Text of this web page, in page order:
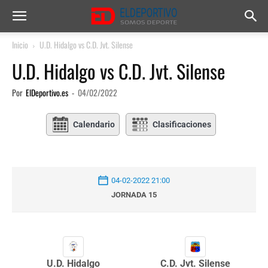
Inicio U.D. Hidalgo vs C.D. Jvt. Silense
U.D. Hidalgo vs C.D. Jvt. Silense
Por ElDeportivo.es - 04/02/2022
Calendario Clasificaciones
04-02-2022 21:00
JORNADA 15
U.D. Hidalgo C.D. Jvt. Silense